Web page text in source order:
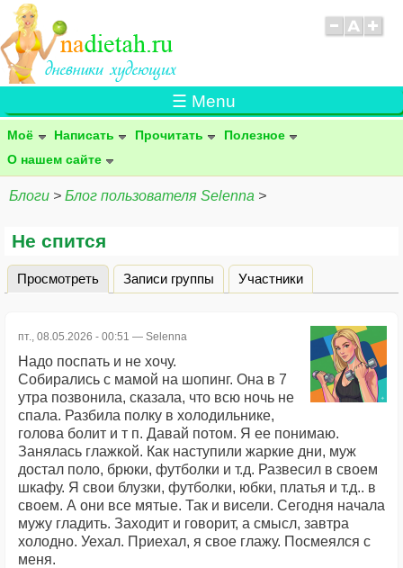
☰ Menu
Моё Написать Прочитать
Полезное
О нашем сайте
Блоги > Блог пользователя Selenna >
Не спится
Главные вкладки
Просмотреть (активная вкладка)
Записи группы Участники
пт., 08.05.2026 - 00:51 — Selenna
Надо поспать и не хочу.
Собирались с мамой на шопинг. Она в 7
утра позвонила, сказала, что всю ночь не
спала. Разбила полку в холодильнике,
голова болит и т п. Давай потом. Я ее понимаю.
Занялась глажкой. Как наступили жаркие дни, муж
достал поло, брюки, футболки и т.д. Развесил в своем
шкафу. Я свои блузки, футболки, юбки, платья и т.д.. в
своем. А они все мятые. Так и висели. Сегодня начала
мужу гладить. Заходит и говорит, а смысл, завтра
холодно. Уехал. Приехал, я свое глажу. Посмеялся с
меня.